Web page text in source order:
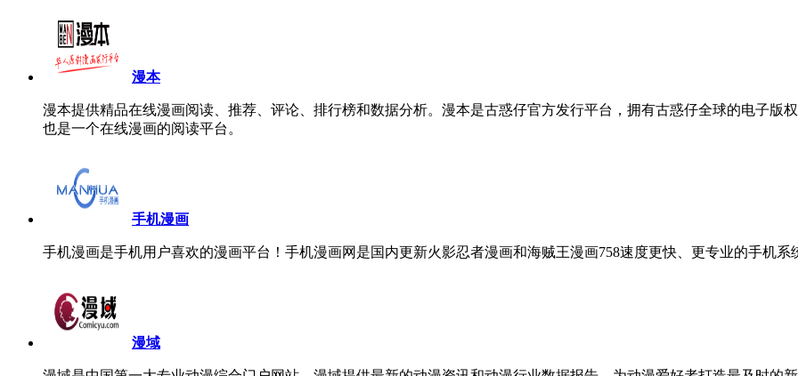
漫本
漫本提供精品在线漫画阅读、推荐、评论、排行榜和数据分析。漫本是古惑仔官方发行平台，拥有古惑仔全球的电子版
也是一个在线漫画的阅读平台。
手机漫画
手机漫画是手机用户喜欢的漫画平台！手机漫画网是国内更新火影忍者漫画和海贼王漫画758速度更快、更专业的手机系
漫域